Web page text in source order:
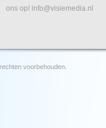
ons op! info@visiemedia.nl
voorbehouden.